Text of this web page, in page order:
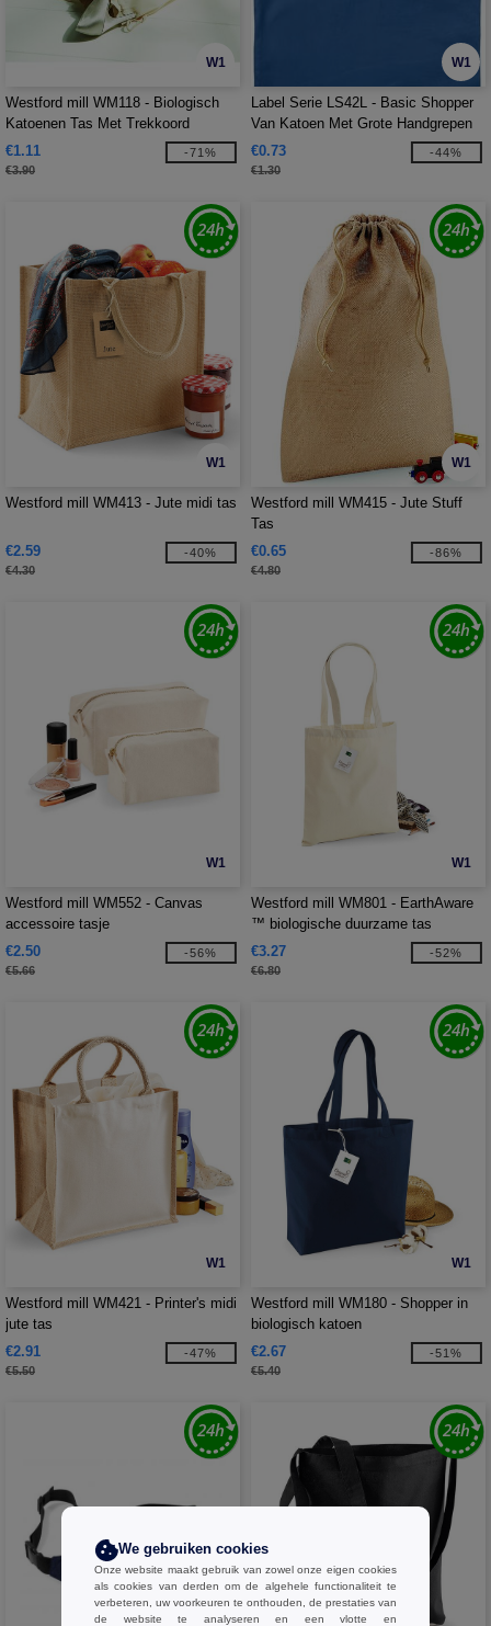
W1
Westford mill WM118 - Biologisch
Katoenen Tas Met Trekkoord
€1.11
€3.90
-71%
W1
Label Serie LS42L - Basic Shopper
Van Katoen Met Grote Handgrepen
€0.73
€1.30
-44%
W1
Westford mill WM413 - Jute midi tas
€2.59
€4.30
-40%
W1
Westford mill WM415 - Jute Stuff
Tas
€0.65
€4.80
-86%
W1
Westford mill WM552 - Canvas
accessoire tasje
€2.50
€5.66
-56%
W1
Westford mill WM801 - EarthAware
™ biologische duurzame tas
€3.27
€6.80
-52%
W1
Westford mill WM421 - Printer's midi
jute tas
€2.91
€5.50
-47%
W1
Westford mill WM180 - Shopper in
biologisch katoen
€2.67
€5.40
-51%
We gebruiken cookies
Onze website maakt gebruik van zowel onze eigen cookies
als cookies van derden om de algehele functionaliteit te
verbeteren, uw voorkeuren te onthouden, de prestaties van
de website te analyseren en een vlotte en